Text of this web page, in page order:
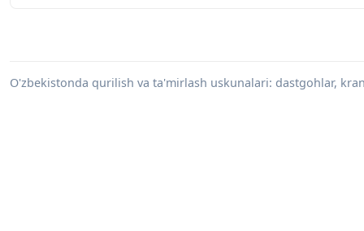
O'zbekistonda qurilish va ta'mirlash uskunalari: dastgohlar,